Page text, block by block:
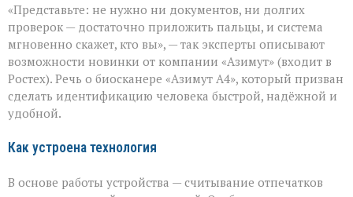
личность
подтвердят
за
секунды»:
новый
биосканер
от
«Азимута»
«Представьте: не нужно ни документов, ни долгих
проверок — достаточно приложить пальцы, и система
мгновенно скажет, кто вы», — так эксперты описывают
возможности новинки от компании «Азимут» (входит в
Ростех). Речь о биосканере «Азимут А4», который призван
сделать идентификацию человека быстрой, надёжной и
удобной.
Как устроена технология
В основе работы устройства — считывание отпечатков